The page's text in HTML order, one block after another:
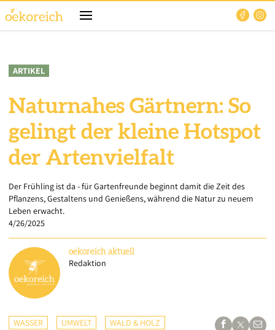
ARTIKEL
Naturnahes Gärtnern: So
gelingt der kleine Hotspot
der Artenvielfalt
Der Frühling ist da - für Gartenfreunde beginnt damit die Zeit des
Pflanzens, Gestaltens und Genießens, während die Natur zu neuem
Leben erwacht.
4/26/2025
oekoreich aktuell
Redaktion
WASSER UMWELT WALD & HOLZ